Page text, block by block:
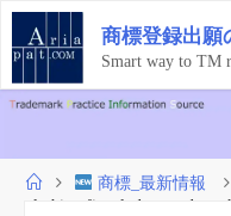
コ
テ
ン
ツ
ス
商標登録出願
Smart way to TM
ホ
ー
商標_最新情報
clothing firm lodges